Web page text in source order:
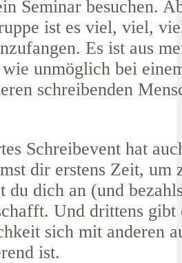
Seminar besuchen.
ist es viel, viel,
Es ist aus
unmöglich bei
schreibenden
Schreibevent hat
dir erstens Zeit, um
du dich an (und
Und drittens gibt
sich mit anderen
ist.